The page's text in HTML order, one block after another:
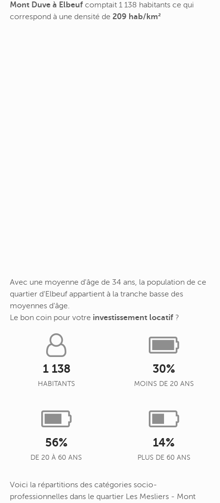
Mont Duve à Elbeuf comptait 1 138 habitants ce qui
correspond à une densité de 209 hab/km²
Avec une moyenne d'âge de 34 ans, la population de ce
quartier d'Elbeuf appartient à la tranche basse des
moyennes d'âge.
Le bon coin pour votre investissement locatif ?
1 138
HABITANTS
30%
MOINS DE 20 ANS
56%
DE 20 À 60 ANS
14%
PLUS DE 60 ANS
Voici la répartitions des catégories socio-
professionnelles dans le quartier Les Mesliers - Mont